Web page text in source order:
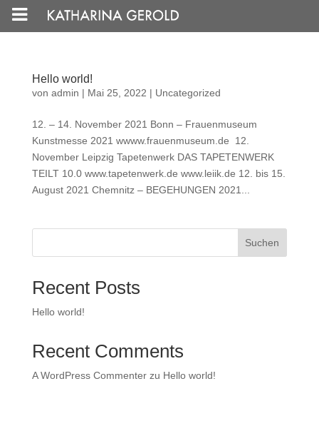
Hello world!
von admin | Mai 25, 2022 | Uncategorized
12. – 14. November 2021 Bonn – Frauenmuseum
Kunstmesse 2021 wwww.frauenmuseum.de 12.
November Leipzig Tapetenwerk DAS TAPETENWERK
TEILT 10.0 www.tapetenwerk.de www.leiik.de 12. bis 15.
August 2021 Chemnitz – BEGEHUNGEN 2021...
Suchen
Recent Posts
Hello world!
Recent Comments
A WordPress Commenterzu Hello world!